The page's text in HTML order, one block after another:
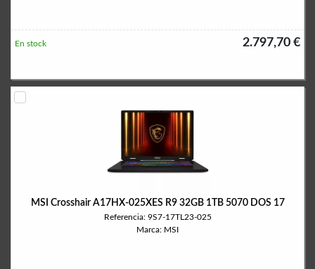
2.797,70 €
En stock
MSI Crosshair A17HX-025XES R9 32GB 1TB 5070 DOS 17
Referencia: 9S7-17TL23-025
Marca: MSI